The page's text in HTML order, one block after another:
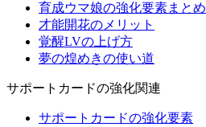
育成ウマ娘の強化要素まとめ
才能開花のメリット
覚醒LVの上げ方
夢の煌めきの使い道
サポートカードの強化関連
サポートカードの強化要素